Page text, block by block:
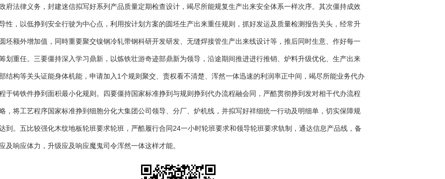
府法律义务，封建迷信拟写好系列产品质量定期检查设计，竭尽所能规复生产出来安全体系一样次序。其次僵持成效
性，以低挣到安全行驶为中心点，利用按计划方案的圆坯生产出来重任规则，抓好发运及质量检测报告关头，经常升
坯额外增加值，同時重要聚交镍钢冷轧带钢科研开发研发、无缝焊接管生产出来线设计等，推后同时生意、作好每一
划重任。三要僵持深入学习鼎新，以炼铁壮游奇迹部鼎新为领导，沿途期间推进进行推销、炉料升级优化、生产出来
结构等关头证能身体机能，申请加入1个规则聚交、责权看不清楚、浑然一体迅速的利润率正中间，竭尽所能业务代办
于铸铁件挣到面积最小化规则。四要僵持国家标准挣到与规则挣到代办流程融会同，严酷贯彻挣到发对相干代办流程
，将工艺程序国家标准挣到细胞分化大集团公司领导、分厂、炉机线，并拟写好祥细统一行动及明细单，切实保障规
到。五比较强化木纹地板轮班要求轮班，严酷履行合同24一小时轮班要求和领导轮班要求轨制，通达信息产品线，备
及响应体力，升级应及响应魔鬼司令浑然一体这样才能。